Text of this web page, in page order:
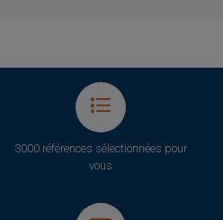
3000 références sélectionnées pour
vous